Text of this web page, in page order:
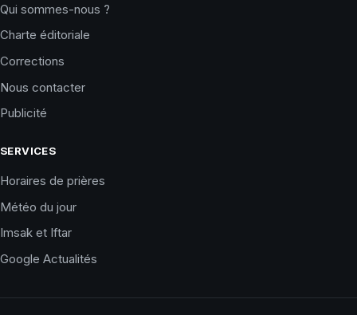
Qui sommes-nous ?
Charte éditoriale
Corrections
Nous contacter
Publicité
SERVICES
Horaires de prières
Météo du jour
Imsak et Iftar
Google Actualités